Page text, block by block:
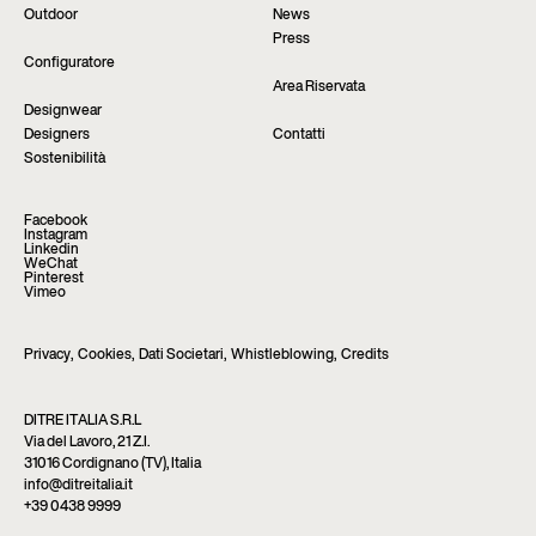
Outdoor
News
Press
Configuratore
Area Riservata
Designwear
Designers
Contatti
Sostenibilità
Facebook
Instagram
Linkedin
WeChat
Pinterest
Vimeo
Privacy, Cookies, Dati Societari, Whistleblowing, Credits
DITRE ITALIA S.R.L
Via del Lavoro, 21 Z.I.
31016 Cordignano (TV), Italia
info@ditreitalia.it
+39 0438 9999